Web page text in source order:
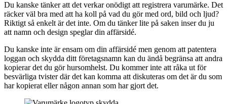
Du kanske tänker att det verkar onödigt att registrera varumärke. Det
räcker väl bra med att ha koll på vad du gör med ord, bild och ljud?
Riktigt så enkelt är det inte. Om du tänker lite på saken inser du ju
att namn och design speglar din affärsidé.
Du kanske inte är ensam om din affärsidé men genom att patentera
loggan och skydda ditt företagsnamn kan du ändå begränsa att andra
kopierar det du gör hursomhelst. Du kommer inte att råka ut för
besvärliga tvister där det kan komma att diskuteras om det är du som
har kopierat eller någon annan som har gjort det.